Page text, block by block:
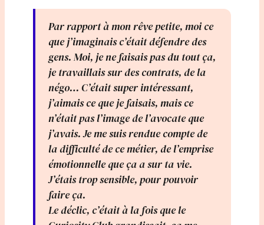
Par rapport à mon rêve petite, moi ce
que j’imaginais c’était défendre des
gens. Moi, je ne faisais pas du tout ça,
je travaillais sur des contrats, de la
négo… C’était super intéressant,
j’aimais ce que je faisais, mais ce
n’était pas l’image de l’avocate que
j’avais. Je me suis rendue compte de
la difficulté de ce métier, de l’emprise
émotionnelle que ça a sur ta vie.
J’étais trop sensible, pour pouvoir
faire ça.
Le déclic, c’était à la fois que le